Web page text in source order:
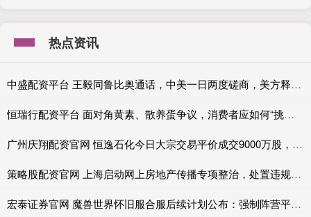
热点资讯
中盛配资平台 王毅同鲁比奥通话，中美一日两度磋商，美方释放合作积极信号
恒瑞行配资平台 面对角黄素、散养蛋争议，消费者应如何“挑蛋”？
广州庆翔配资官网 恒逸石化今日大宗交易平价成交9000万股，成交额7.91亿元
策略股配资官网 上海启动网上房地产传播专项整治，处置违规房产账号67万个
宏泰证券官网 魔兽世界怀旧服合服后续计划公布：强制阵营平衡将至，小号建号窗口开启！